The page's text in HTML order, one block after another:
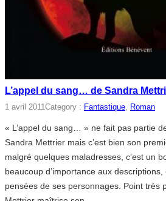
L’appel du sang… de Sandra
1 avril 2011Category : Fantastique, Roman
« L’appel du sang… » ne fait pas partie
Sandra Mettrier mais c’est bien son
malgré quelques maladresses, c’est un
beaucoup d’importance aux
pensées de ses personnages. Point très